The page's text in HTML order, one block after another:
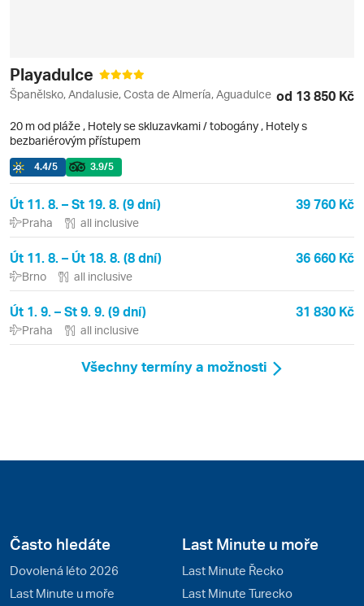
Playadulce
Španělsko, Andalusie, Costa de Almería, Aguadulce od 13 850 Kč
20 m od pláže , Hotely se skluzavkami / tobogány , Hotely s
bezbariérovým přístupem
4.4/5 3.9/5
Út 11. 8. – St 19. 8. (9 dní) 39 760 Kč
Praha all inclusive
Út 11. 8. – Út 18. 8. (8 dní) 36 660 Kč
Brno all inclusive
Út 1. 9. – St 9. 9. (9 dní) 31 830 Kč
Praha all inclusive
Všechny termíny a možnosti
Často hledáte
Dovolená léto 2026
Last Minute u moře
Last Minute u moře
Last Minute Řecko
Last Minute Turecko